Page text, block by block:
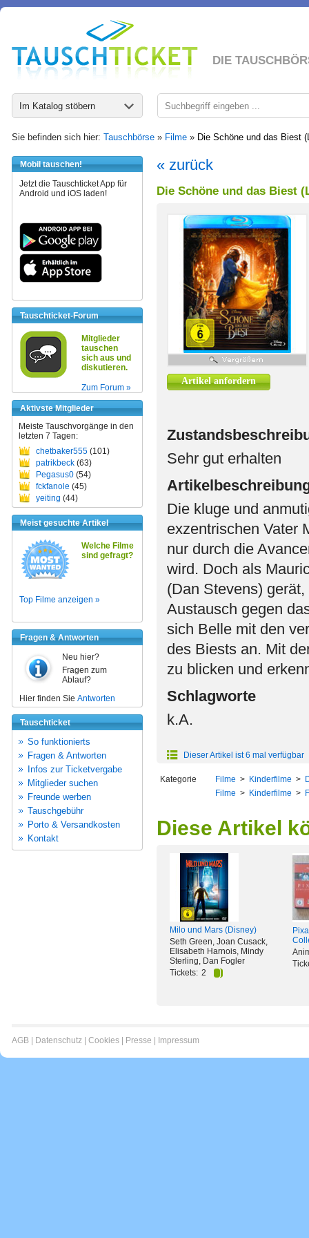
DIE
Im Katalog stöbern
Sie befinden sich hier: Tauschbörse » Filme » Die Schöne und das Biest
Mobil tauschen!
Jetzt die Tauschticket App für
Android und iOS laden!
Tauschticket-Forum
Mitglieder
tauschen
sich aus und
diskutieren.
Zum Forum »
Aktivste Mitglieder
Meiste Tauschvorgänge in den
letzten 7 Tagen:
chetbaker555 (101)
patrikbeck (63)
Pegasus0 (54)
fckfanole (45)
yeiting (44)
Meist gesuchte Artikel
Welche Filme
sind gefragt?
Top Filme anzeigen »
Fragen & Antworten
Neu hier?
Fragen zum
Ablauf?
Hier finden Sie Antworten
Tauschticket
So funktionierts
Fragen & Antworten
Infos zur Ticketvergabe
Mitglieder suchen
Freunde werben
Tauschgebühr
Porto & Versandkosten
Kontakt
« zurück
Die Schöne und das Biest
Artikel anfordern
Sehr gut erhalten
Die kluge und
exzentrischen Vater
nur durch die
wird. Doch als
(Dan Stevens)
Austausch gegen
sich Belle mit den
des Biests an. Mit
zu blicken und
Schlagworte
k.A.
Dieser Artikel ist 6 mal verfügbar
Kategorie Filme > Kinderfilme >
Filme > Kinderfilme >
Diese Artikel
Milo und Mars (Disney)
Seth Green, Joan Cusack,
Elisabeth Harnois, Mindy
Sterling, Dan Fogler
Tickets: 2
AGB Datenschutz Cookies Presse Impressum